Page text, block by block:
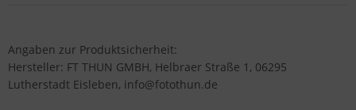
Angaben zur Produktsicherheit:
Hersteller: FT THUN GMBH, Helbraer Straße 1, 06295
Lutherstadt Eisleben, info@fotothun.de